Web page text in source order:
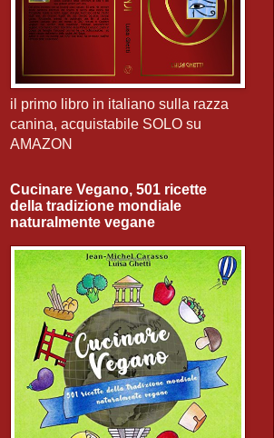
il primo libro in italiano sulla razza
canina, acquistabile SOLO su
AMAZON
Cucinare Vegano, 501 ricette
della tradizione mondiale
naturalmente vegane